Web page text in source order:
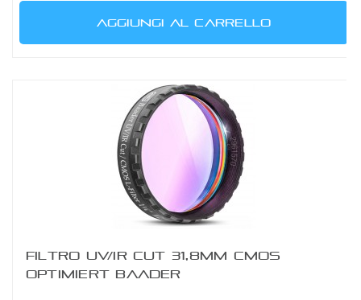
AGGIUNGI AL CARRELLO
FILTRO UV/IR CUT 31,8MM CMOS
OPTIMIERT BAADER